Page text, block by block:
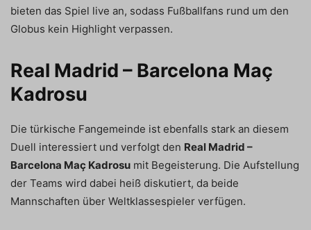
bieten das Spiel live an, sodass Fußballfans rund um den
Globus kein Highlight verpassen.
Real Madrid – Barcelona Maç
Kadrosu
Die türkische Fangemeinde ist ebenfalls stark an diesem
Duell interessiert und verfolgt den Real Madrid –
Barcelona Maç Kadrosu mit Begeisterung. Die Aufstellung
der Teams wird dabei heiß diskutiert, da beide
Mannschaften über Weltklassespieler verfügen.